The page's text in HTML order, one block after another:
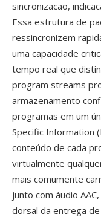
sincronizacao,
Essa estrutura de
ressincronizem
uma capacidade
tempo real que
program streams
armazenamento
programas em um
Specific Information
conteúdo de cada
virtualmente
mais comumente
junto com áudio
dorsal da entrega de